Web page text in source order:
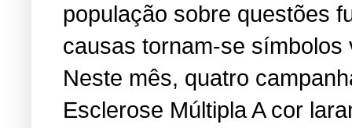
população sobre questões
causas tornam-se símbolos
Neste mês, quatro
Esclerose Múltipla A cor